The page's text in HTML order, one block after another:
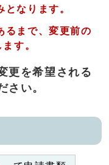
なります。
るまで、変更前の
す。
更を希望される
さい。